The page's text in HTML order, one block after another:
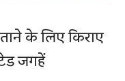
के लिए किराए
जगहें